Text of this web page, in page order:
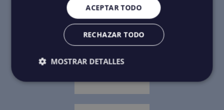
ACEPTAR TODO
RECHAZAR TODO
MOSTRAR DETALLES